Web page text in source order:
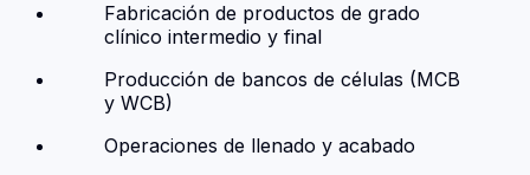
Fabricación de productos de grado
clínico intermedio y final
Producción de bancos de células (MCB
y WCB)
Operaciones de llenado y acabado